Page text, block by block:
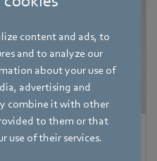
content and ads, to
and to analyze our
about your use of
advertising and
combine it with other
to them or that
use of their services.